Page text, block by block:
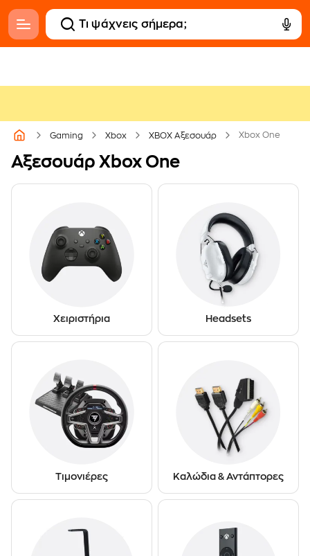
Gaming Xbox XBOX Αξεσουάρ Xbox One
Αξεσουάρ Xbox One
Χειριστήρια Headsets
Τιμονιέρες Καλώδια & Αντάπτορες